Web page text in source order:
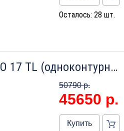
Осталось: 28 шт.
Котел настенный газовый MIZUDO 17 ТL (одноконтурный) с шиной openterm
50790 р.
45650 р.
Купить